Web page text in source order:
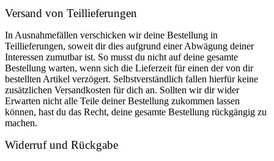
Versand von Teillieferungen
In Ausnahmefällen verschicken wir deine Bestellung in
Teillieferungen, soweit dir dies aufgrund einer Abwägung deiner
Interessen zumutbar ist. So musst du nicht auf deine gesamte
Bestellung warten, wenn sich die Lieferzeit für einen der von dir
bestellten Artikel verzögert. Selbstverständlich fallen hierfür keine
zusätzlichen Versandkosten für dich an. Sollten wir dir wider
Erwarten nicht alle Teile deiner Bestellung zukommen lassen
können, hast du das Recht, deine gesamte Bestellung rückgängig zu
machen.
Widerruf und Rückgabe